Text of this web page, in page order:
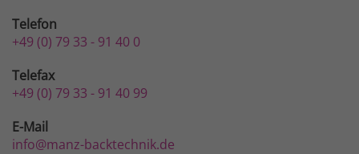
Telefon
+49 (0) 79 33 - 91 40 0
Telefax
+49 (0) 79 33 - 91 40 99
E-Mail
info@manz-backtechnik.de